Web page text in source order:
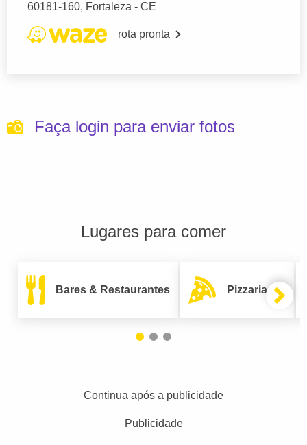
60181-160, Fortaleza - CE
rota pronta
Faça login para enviar fotos
Lugares para comer
Bares & Restaurantes Pizzarias
Continua após a publicidade
Publicidade